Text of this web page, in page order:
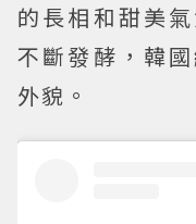
的長相和甜美
不斷發酵，韓
外貌。